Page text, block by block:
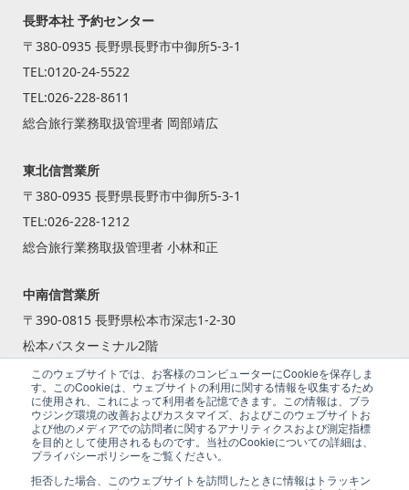
このウェブサイトでは、お客様のコンピューターにCookieを保存しま
す。このCookieは、ウェブサイトの利用に関する情報を収集するため
に使用され、これによって利用者を記憶できます。この情報は、ブラ
ウジング環境の改善およびカスタマイズ、およびこのウェブサイトお
よび他のメディアでの訪問者に関するアナリティクスおよび測定指標
を目的として使用されるものです。当社のCookieについての詳細は、
プライバシーポリシーをご覧ください。
拒否した場合、このウェブサイトを訪問したときに情報はトラッキン
長野本社 予約センター
〒380-0935 長野県長野市中御所5-3-1
TEL:0120-24-5522
TEL:026-228-8611
総合旅行業務取扱管理者 岡部靖広
東北信営業所
〒380-0935 長野県長野市中御所5-3-1
TEL:026-228-1212
総合旅行業務取扱管理者 小林和正
中南信営業所
〒390-0815 長野県松本市深志1-2-30
松本バスターミナル2階
TEL:0263-87-2240
総合旅行業務取扱管理者 籾倉 一斗